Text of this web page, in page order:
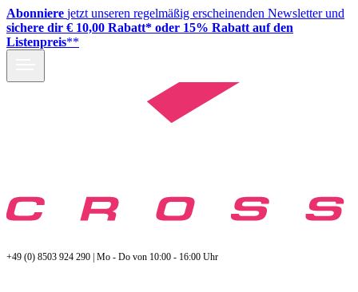
Abonniere jetzt unseren regelmäßig erscheinenden Newsletter und
sichere dir € 10,00 Rabatt* oder 15% Rabatt auf den
Listenpreis**
+49 (0) 8503 924 290 | Mo - Do von 10:00 - 16:00 Uhr